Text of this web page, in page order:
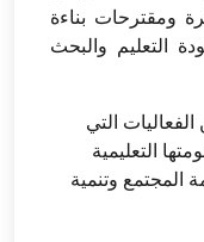
ومقترحات بناءة
التعليم والبحث
التي
التعليمية
المجتمع وتنمية